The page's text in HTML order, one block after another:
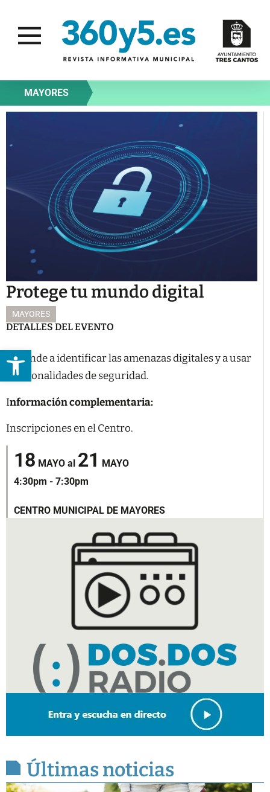
Abrir barra de herramientas
MAYORES
Protege tu mundo digital
MAYORES
DETALLES DEL EVENTO
Aprende a identificar las amenazas digitales y a usar
funcionalidades de seguridad.
Información complementaria:
Inscripciones en el Centro.
18 MAYO al 21
MAYO
4:30pm - 7:30pm
CENTRO MUNICIPAL DE MAYORES
Últimas noticias